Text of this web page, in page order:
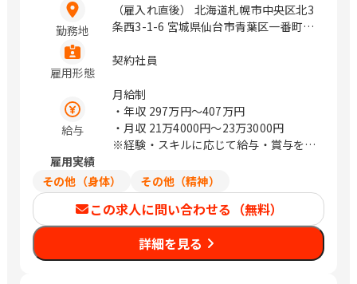
勤務地
（雇入れ直後） 北海道札幌市中央区北3
条西3-1-6 宮城県仙台市青葉区一番町4-
玉県さいたま市浦和区上木崎1-14-6
区新都心11－2 明治安田生命さいたま
新都心ビル 東京都中央区日本橋浜町3-
21-1 日本橋浜町Fタワー 東京都中央区
日本橋蛎殻町2-14-5 KDX浜町中ノ橋ビ
本橋安田スカイゲート 東京都中央区日
本橋浜町3-3-2 トルナーレ日本橋浜町
愛知県名古屋市中区錦1-5-13 オリッ
クス名古屋錦ビル 大阪府大阪市中央区
道修町1-6-7 JMFビル北浜01 福岡県福
岡市中央区大名2-4-12 CTI福岡ビル
雇用形態
契約社員
給与
月給制
・年収 297万円〜407万円
・月収 21万4000円〜23万3000円
※経験・スキルに応じて給与・賞与を決
雇用実績
その他（身体）
その他（精神）
この求人に問い合わせる（無料）
詳細を見る